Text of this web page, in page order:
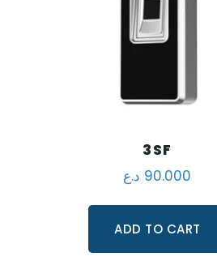
3SF
90.000 د.ع
ADD TO CART